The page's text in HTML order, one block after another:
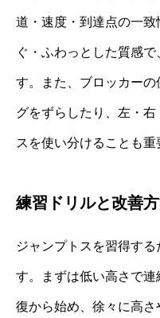
道・速度・到達点の一
ぐ・ふわっとした質感
す。また、ブロッカー
グをずらしたり、左・
スを使い分けることも重
練習ドリルと改善
ジャンプトスを習得す
す。まずは低い高さで
復から始め、徐々に高